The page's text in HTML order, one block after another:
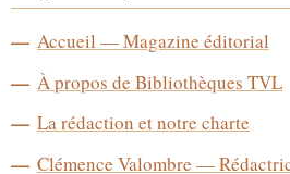
Accueil — Magazine éditorial
À propos de Bibliothèques TVL
La rédaction et notre charte
Clémence Valombre —